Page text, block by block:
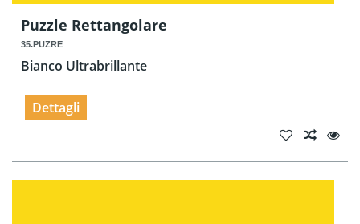
Puzzle Rettangolare
35.PUZRE
Bianco Ultrabrillante
Dettagli